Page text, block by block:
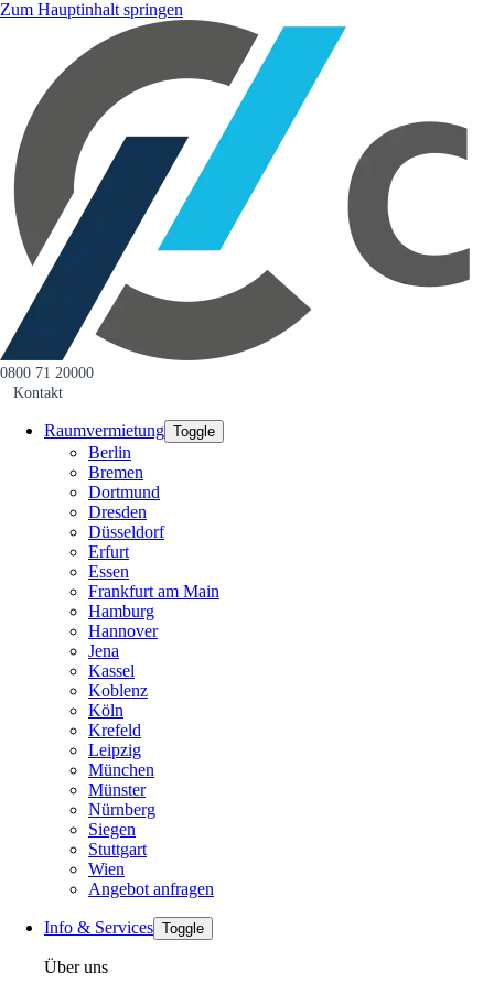
Zum Hauptinhalt springen
0800 71 20000
Kontakt
Raumvermietung Toggle
Berlin
Bremen
Dortmund
Dresden
Düsseldorf
Erfurt
Essen
Frankfurt am Main
Hamburg
Hannover
Jena
Kassel
Koblenz
Köln
Krefeld
Leipzig
München
Münster
Nürnberg
Siegen
Stuttgart
Wien
Angebot anfragen
Info & Services Toggle
Über uns